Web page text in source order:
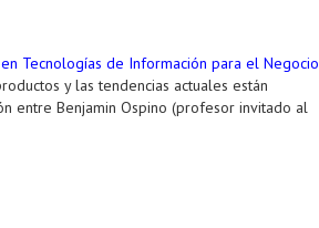
Tecnologías de Información para el Negocio
y las tendencias actuales están
entre Benjamin Ospino (profesor invitado al